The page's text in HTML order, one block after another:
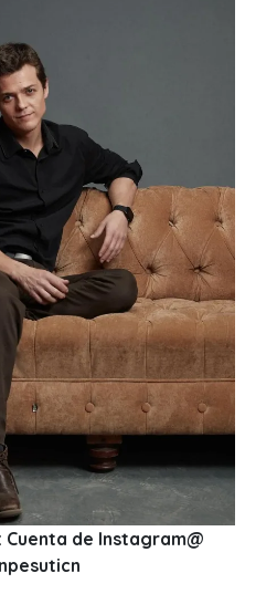
de Instagram@